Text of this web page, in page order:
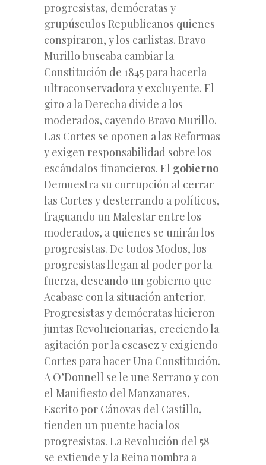
progresistas, demócratas y
grupúsculos Republicanos quienes
conspiraron, y los carlistas. Bravo
Murillo buscaba cambiar la
Constitución de 1845 para hacerla
ultraconservadora y excluyente. El
giro a la Derecha divide a los
moderados, cayendo Bravo Murillo.
Las Cortes se oponen a las Reformas
y exigen responsabilidad sobre los
escándalos financieros. El gobierno
Demuestra su corrupción al cerrar
las Cortes y desterrando a políticos,
fraguando un Malestar entre los
moderados, a quienes se unirán los
progresistas. De todos Modos, los
progresistas llegan al poder por la
fuerza, deseando un gobierno que
Acabase con la situación anterior.
Progresistas y demócratas hicieron
juntas Revolucionarias, creciendo la
agitación por la escasez y exigiendo
Cortes para hacer Una Constitución.
A O’Donnell se le une Serrano y con
el Manifiesto del Manzanares,
Escrito por Cánovas del Castillo,
tienden un puente hacia los
progresistas. La Revolución del 58
se extiende y la Reina nombra a